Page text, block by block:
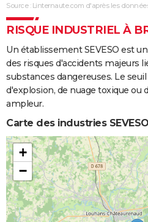
Source : Linternaute.com d'après les
RISQUE INDUSTRIEL À
Un établissement SEVESO est
des risques d'accidents majeurs
substances dangereuses. Le
d'explosion, de nuage toxique ou
ampleur.
Carte des industries
+
−